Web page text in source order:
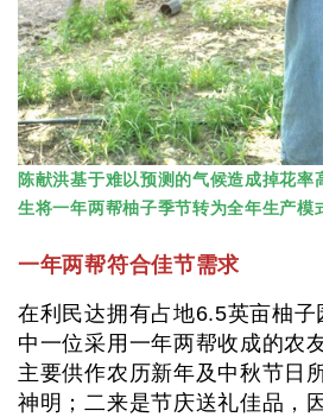
陈献洪基于难以预测的气候造成掉花率
生将一年两帮柚子季节转为全年生产模
一年两帮符合佳节需求
在利民达拥有占地6.5英亩柚
中一位采用一年两帮收成的农
主要供作农历新年及中秋节日
神明；二来是节庆送礼佳品，